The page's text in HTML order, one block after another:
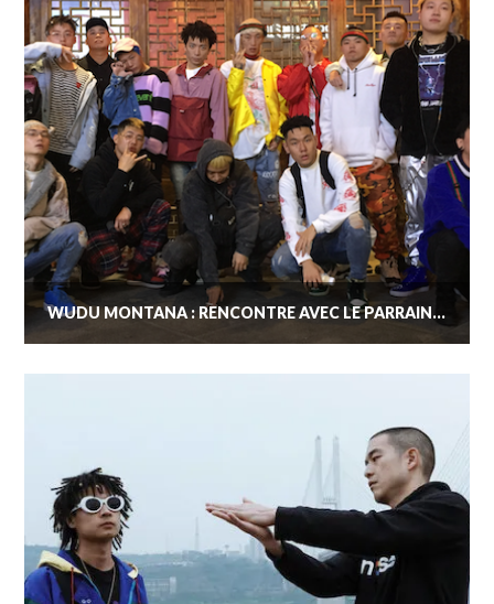
WUDU MONTANA : RENCONTRE AVEC LE PARRAIN DE LA TRAP CHINOISE